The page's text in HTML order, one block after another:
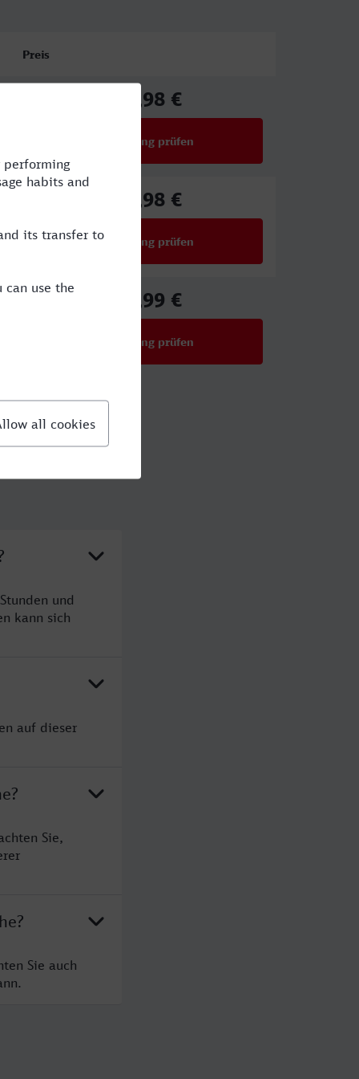
Preis
72,98 €
Verbindung prüfen
66,98 €
Verbindung prüfen
61,99 €
Verbindung prüfen
und
kann sich
auf dieser
Sie,
Sie auch